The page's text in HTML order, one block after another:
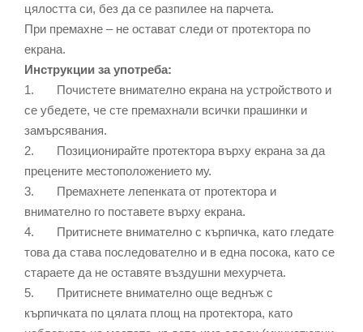
цялостта си, без да се разпилее на парчета.
При премахне – не остават следи от протектора по
екрана.
Инструкции за употреба:
1. Почистете внимателно екрана на устройството и
се убедете, че сте премахнали всички прашинки и
замърсявания.
2. Позиционирайте протектора върху екрана за да
прецените местоположението му.
3. Премахнете лепенката от протектора и
внимателно го поставете върху екрана.
4. Притиснете внимателно с кърпичка, като гледате
това да става последователно и в една посока, като се
стараете да не оставяте въздушни мехурчета.
5. Притиснете внимателно още веднъж с
кърпичката по цялата площ на протектора, като